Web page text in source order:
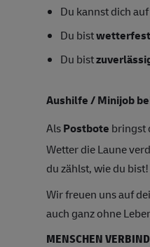
Du kannst dich
Du bistwetterfest
Du bist
Aushilfe / Minijob
AlsPostbote bringst
Wetter die Laune
du zählst, wie du bist!
Wir freuen uns auf
auch ganz ohne
MENSCHEN